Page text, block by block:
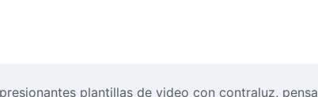
plantillas de video con contraluz,